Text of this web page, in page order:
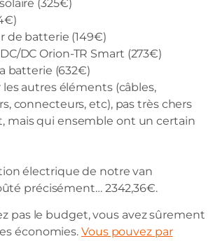
(325€)
de batterie (149€)
DC Orion-TR Smart (273€)
batterie (632€)
autres éléments (câbles,
connecteurs, etc), pas très chers
mais qui ensemble ont un certain
électrique de notre van
précisément… 2342,36€.
pas le budget, vous avez sûrement
économies. Vous pouvez par